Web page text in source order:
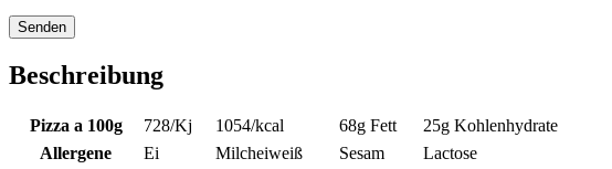
Beschreibung
Pizza a 100g 728/Kj 1054/kcal 68g Fett 25g Kohlenhydrate
Allergene
Ei Milcheiweiß Sesam Lactose